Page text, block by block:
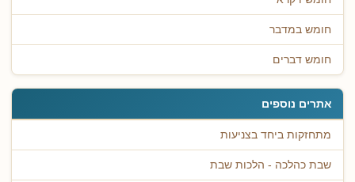
חומש במדבר
חומש דברים
אתרים נוספים
מתחזקות ביחד בצניעות
שבת כהלכה - הלכות שבת